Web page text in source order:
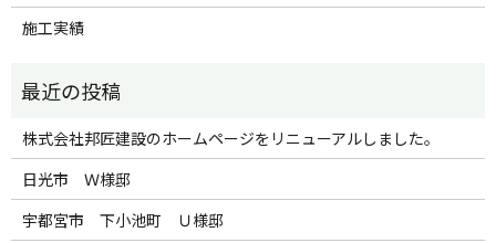
施工実績
株式会社邦匠建設のホームページをリニューアルしました。
日光市 Ｗ様邸
宇都宮市 下小池町 Ｕ様邸